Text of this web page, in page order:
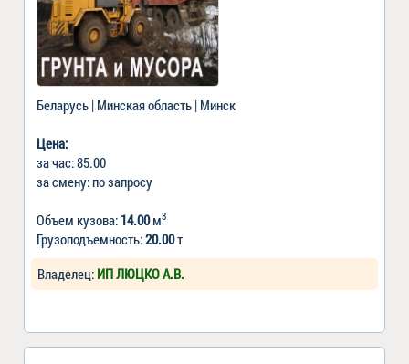
Беларусь | Минская область | Минск
Цена:
за час: 85.00
за смену: по запросу
Объем кузова: 14.00м3
Грузоподъемность:20.00т
Владелец: ИП ЛЮЦКО А.В.